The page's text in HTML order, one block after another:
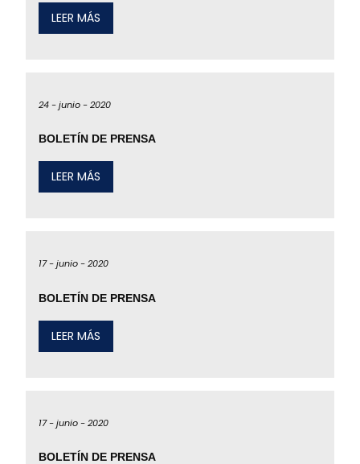
LEER MÁS
24 -junio -2020
BOLETÍN DE PRENSA
LEER MÁS
17 -junio -2020
BOLETÍN DE PRENSA
LEER MÁS
17 -junio -2020
BOLETÍN DE PRENSA